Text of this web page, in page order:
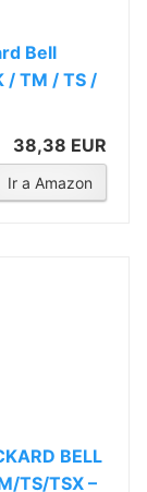
Bell
/ TM / TS /
38,38 EUR
Ir a Amazon
BELL
TS/TSX –